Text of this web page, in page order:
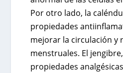
Por otro lado, la
propiedades
mejorar la circulación y
menstruales. El
propiedades